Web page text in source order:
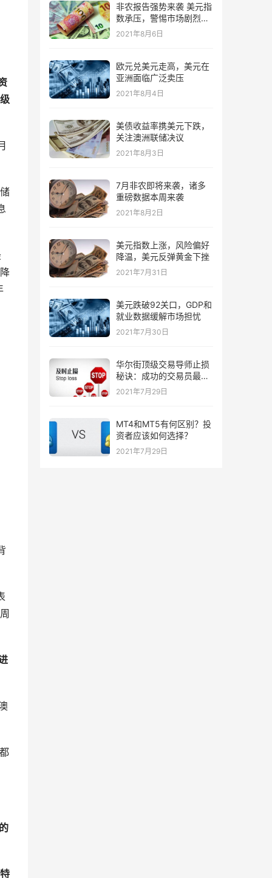
非农报告强势来袭 美元指
数承压，警惕市场剧烈波
动
2021年8月6日
欧元兑美元走高，美元在
亚洲面临广泛卖压
2021年8月4日
美债收益率携美元下跌，
关注澳洲联储决议
2021年8月3日
7月非农即将来袭，诸多
重磅数据本周来袭
2021年8月2日
美元指数上涨，风险偏好
降温，美元反弹黄金下挫
2021年7月31日
美元跌破92关口，GDP和
就业数据缓解市场担忧
2021年7月30日
华尔街顶级交易导师止损
秘诀：成功的交易员最喜
欢的三种止损策略！
2021年7月29日
MT4和MT5有何区别？投
资者应该如何选择？
2021年7月29日